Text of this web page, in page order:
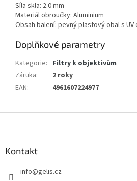
Síla skla: 2.0 mm
Materiál obroučky: Aluminium
Obsah balení: pevný plastový obal s
Doplňkové parametry
Kategorie: Filtry k objektivům
Záruka:
2 roky
EAN: 4961607224977
Kontakt
info@gelis.cz